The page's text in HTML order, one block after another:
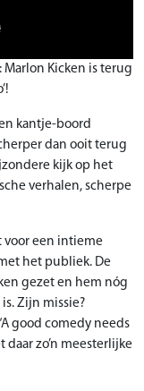
Kicken is terug
kantje-boord
dan ooit terug
kijk op het
verhalen, scherpe
voor een intieme
het publiek. De
gezet en hem nóg
Zijn missie?
good comedy needs
daar zo’n meesterlijke